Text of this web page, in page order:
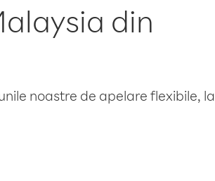
din
noastre de apelare flexibile, la